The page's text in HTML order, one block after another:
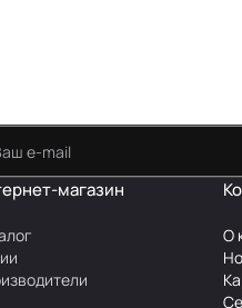
магазин
О